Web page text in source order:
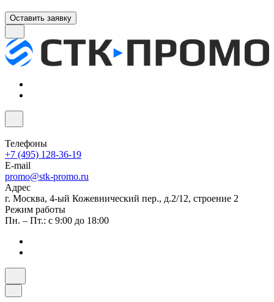
Оставить заявку
Телефоны
+7 (495) 128-36-19
E-mail
promo@stk-promo.ru
Адрес
г. Москва, 4-ый Кожевнический пер., д.2/12, строение 2
Режим работы
Пн. – Пт.: с 9:00 до 18:00